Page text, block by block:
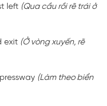
left (Qua cầu rồi rẽ trái ở
exit (Ở vòng xuyến, rẽ
(Làm theo biển